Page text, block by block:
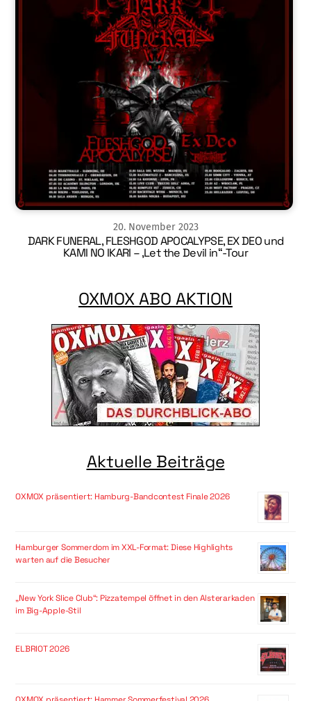
20. November 2023
DARK FUNERAL, FLESHGOD APOCALYPSE, EX DEO und
KAMI NO IKARI – ‚Let the Devil in“-Tour
OXMOX ABO AKTION
Aktuelle Beiträge
OXMOX präsentiert: Hamburg-Bandcontest Finale 2026
Hamburger Sommerdom im XXL-Format: Diese Highlights
warten auf die Besucher
„New York Slice Club“: Pizzatempel öffnet in den Alsterarkaden
im Big-Apple-Stil
ELBRIOT 2026